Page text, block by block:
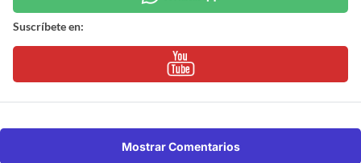
Suscríbete en:
Mostrar Comentarios